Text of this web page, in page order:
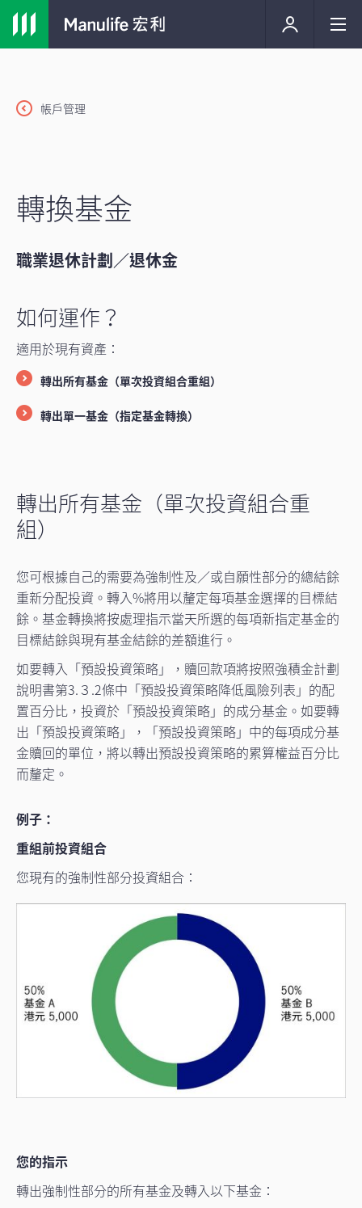
帳戶管理
轉換基金
職業退休計劃／退休金
如何運作？
適用於現有資產：
轉出所有基金（單次投資組合重組）
轉出單一基金（指定基金轉換）
轉出所有基金（單次投資組合重
組）
您可根據自己的需要為強制性及／或自願性部分的總結餘
重新分配投資。轉入%將用以釐定每項基金選擇的目標結
餘。基金轉換將按處理指示當天所選的每項新指定基金的
目標結餘與現有基金結餘的差額進行。
如要轉入「預設投資策略」，贖回款項將按照強積金計劃
說明書第3.３.2條中「預設投資策略降低風險列表」的配
置百分比，投資於「預設投資策略」的成分基金。如要轉
出「預設投資策略」，「預設投資策略」中的每項成分基
金贖回的單位，將以轉出預設投資策略的累算權益百分比
而釐定。
例子：
重組前投資組合
您現有的強制性部分投資組合：
您的指示
轉出強制性部分的所有基金及轉入以下基金：